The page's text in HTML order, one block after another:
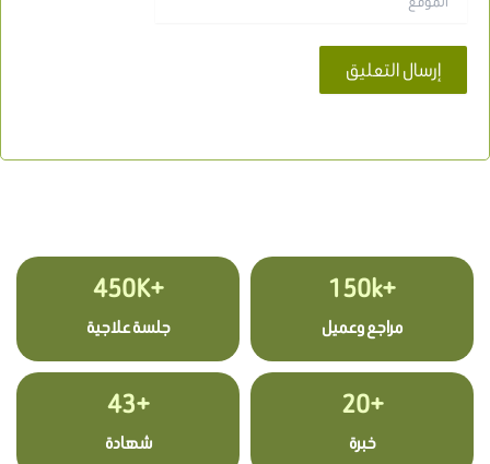
+150k
مراجع وعميل
+450K
جلسة علاجية
+20
خبرة
+43
شهادة